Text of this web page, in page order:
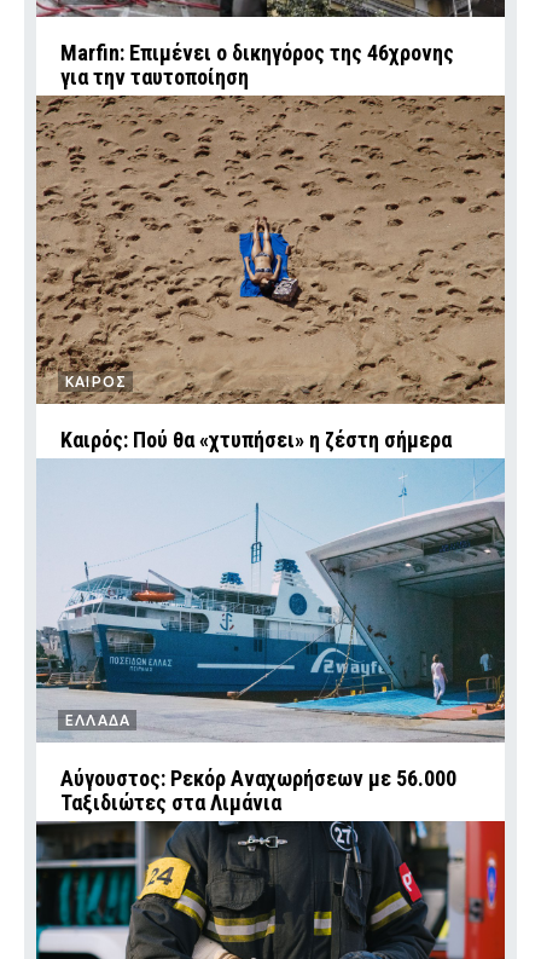
Marfin: Επιμένει ο δικηγόρος της 46χρονης
για την ταυτοποίηση
ΚΑΙΡΟΣ
Καιρός: Πού θα «χτυπήσει» η ζέστη σήμερα
ΕΛΛΑΔΑ
Αύγουστος: Ρεκόρ Αναχωρήσεων με 56.000
Ταξιδιώτες στα Λιμάνια